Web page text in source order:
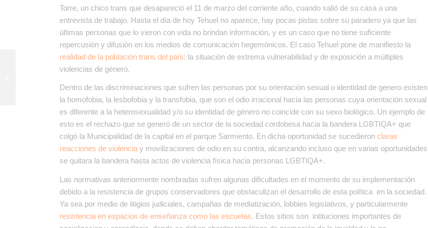
Torre, un chico trans que desapareció el 11 de marzo del corriente año, cuando salió de su casa a una
entrevista de trabajo. Hasta el día de hoy Tehuel no aparece, hay pocas pistas sobre su paradero ya que las
últimas personas que lo vieron con vida no brindan información, y es un caso que no tiene suficiente
repercusión y difusión en los medios de comunicación hegemónicos. El caso Tehuel pone de manifiesto la
realidad de la población trans del país: la situación de extrema vulnerabilidad y de exposición a múltiples
violencias de género.
Dentro de las discriminaciones que sufren las personas por su orientación sexual o identidad de genero existen
la homofobia, la lesbofobia y la transfobia, que son el odio irracional hacia las personas cuya orientación sexual
es diferente a la heterosexualidad y/o su identidad de género no coincide con su sexo biológico. Un ejemplo de
esto es el rechazo que se generó de un sector de la sociedad cordobesa hacia la bandera LGBTIQA+ que
colgó la Municipalidad de la capital en el parque Sarmiento. En dicha oportunidad se sucedieronclaras
reacciones de violencia y movilizaciones de odio en su contra, alcanzando incluso que en varias oportunidades
se quitara la bandera hasta actos de violencia física hacia personas LGBTIQA+.
Las normativas anteriormente nombradas sufren algunas dificultades en el momento de su implementación
debido a la resistencia de grupos conservadores que obstaculizan el desarrollo de esta política en la sociedad.
Ya sea por medio de litigios judiciales, campañas de mediatización, lobbies legislativos, y particularmente
resistencia en espacios de enseñanza como las escuelas. Estos sitios son intituciones importantes de
de Córdoba prohibiría la
exhibición de productos